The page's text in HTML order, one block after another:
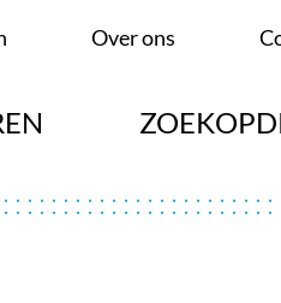
Over ons